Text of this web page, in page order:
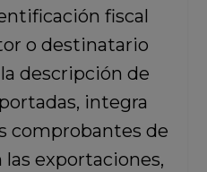
fiscal
o destinatario
descripción de
integra
comprobantes de
exportaciones,